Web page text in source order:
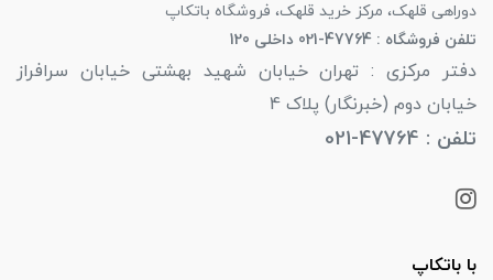
دوراهی قلهک، مرکز خرید قلهک، فروشگاه باتکاپ
تلفن فروشگاه : 47764-021 داخلی 120
دفتر مرکزی : تهران خیابان شهید بهشتی خیابان سرافراز
خیابان دوم (خبرنگار) پلاک 4
تلفن : 47764-021
با باتکاپ